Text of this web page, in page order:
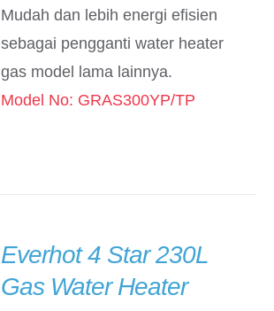
Mudah dan lebih energi efisien
sebagai pengganti water heater
gas model lama lainnya.
Model No: GRAS300YP/TP
Everhot 4 Star 230L
Gas Water Heater